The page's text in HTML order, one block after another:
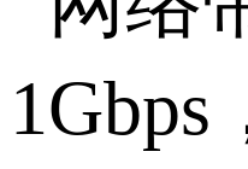
1Gbps